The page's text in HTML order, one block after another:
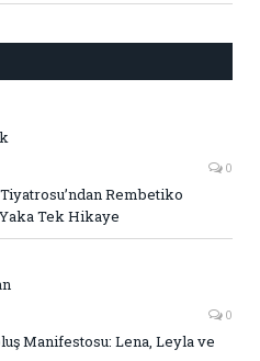
0
Rembetiko
Tek Hikaye
0
Manifestosu: Lena, Leyla ve